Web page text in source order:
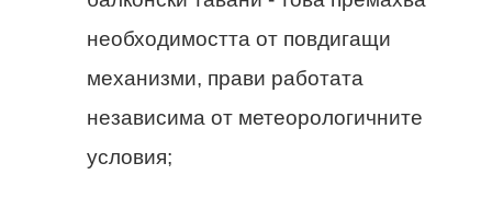
необходимостта от повдигащи
механизми, прави работата
независима от метеорологичните
условия;